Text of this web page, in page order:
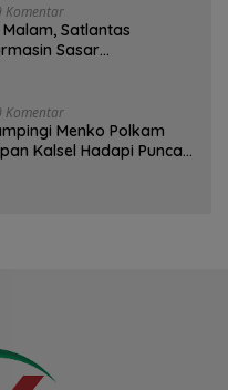
Komentar
Satlantas
Sasar
Komentar
Menko Polkam
Kalsel Hadapi Puncak